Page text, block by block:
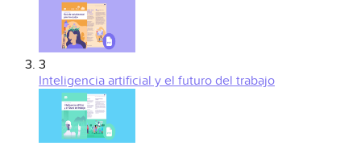
3
Inteligencia artificial y el futuro del trabajo